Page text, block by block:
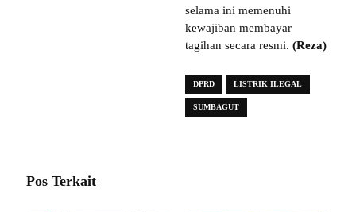
selama ini memenuhi
kewajiban membayar
tagihan secara resmi. (Reza)
DPRD LISTRIK ILEGAL
SUMBAGUT
Pos Terkait